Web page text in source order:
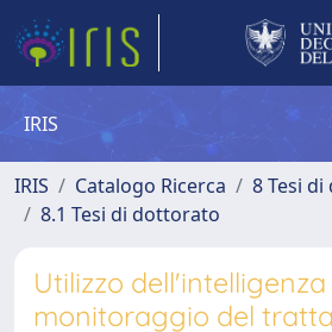
IRIS
IRIS Catalogo Ricerca
8 Tesi
8.1 Tesi di dottorato
Utilizzo
monitoraggio del